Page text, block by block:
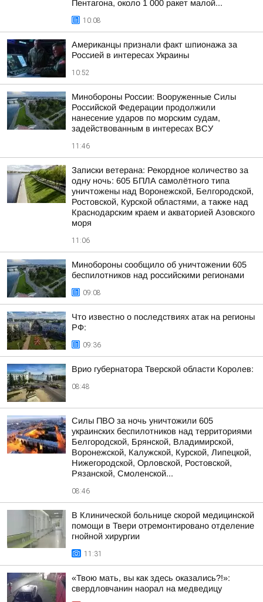
Пентагона, около 1 000 ракет малой...
10:08
Американцы признали факт шпионажа за
Россией в интересах Украины
10:52
Минобороны России: Вооруженные Силы
Российской Федерации продолжили
нанесение ударов по морским судам,
задействованным в интересах ВСУ
11:46
Записки ветерана: Рекордное количество за
одну ночь: 605 БПЛА самолётного типа
уничтожены над Воронежской, Белгородской,
Ростовской, Курской областями, а также над
Краснодарским краем и акваторией Азовского
моря
11:06
Минобороны сообщило об уничтожении 605
беспилотников над российскими регионами
09:08
Что известно о последствиях атак на регионы
РФ:
09:36
Врио губернатора Тверской области Королев:
08:48
Силы ПВО за ночь уничтожили 605
украинских беспилотников над территориями
Белгородской, Брянской, Владимирской,
Воронежской, Калужской, Курской, Липецкой,
Нижегородской, Орловской, Ростовской,
Рязанской, Смоленской...
08:46
В Клинической больнице скорой медицинской
помощи в Твери отремонтировано отделение
гнойной хирургии
11:31
«Твою мать, вы как здесь оказались?!»:
свердловчанин наорал на медведицу